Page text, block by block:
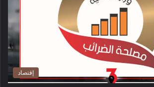
إقتصاد